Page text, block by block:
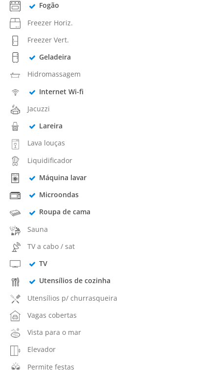
Fogão
Freezer Horiz.
Freezer Vert.
Geladeira
Hidromassagem
Internet Wi-fi
Jacuzzi
Lareira
Lava louças
Liquidificador
Máquina lavar
Microondas
Roupa de cama
Sauna
TV a cabo / sat
TV
Utensílios de cozinha
Utensílios p/ churrasqueira
Vagas cobertas
Vista para o mar
Elevador
Permite festas